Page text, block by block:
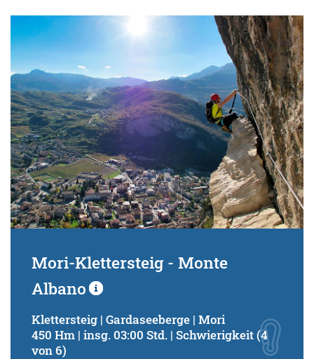
Mori-Klettersteig - Monte
Albano
Klettersteig | Gardaseeberge | Mori
450 Hm | insg. 03:00 Std. | Schwierigkeit (4
von 6)